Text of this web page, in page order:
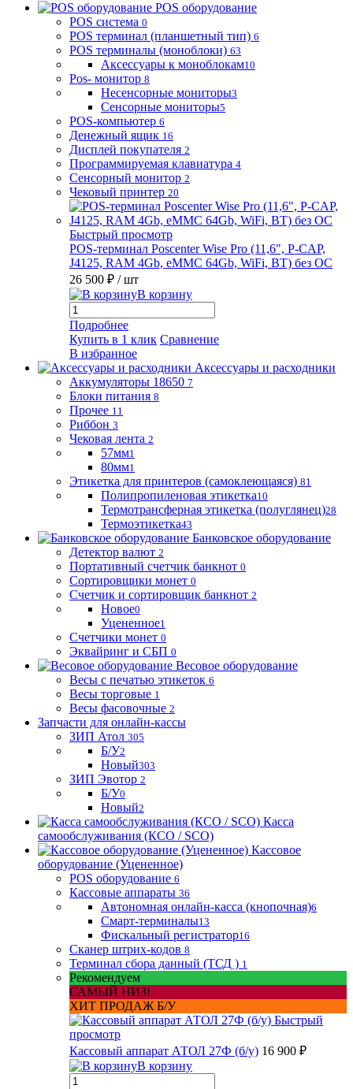
POS оборудование
POS система 0
POS терминал (планшетный тип) 6
POS терминалы (моноблоки) 63
Аксессуары к моноблокам10
Pos- монитор 8
Несенсорные мониторы3
Сенсорные мониторы5
POS-компьютер 6
Денежный ящик 16
Дисплей покупателя 2
Программируемая клавиатура 4
Сенсорный монитор 2
Чековый принтер 20
Быстрый просмотр
POS-терминал Poscenter Wise Pro (11,6", P-CAP,
J4125, RAM 4Gb, eMMC 64Gb, WiFi, BT) без ОС
26 500 ₽ / шт
В корзину
Подробнее
Купить в 1 клик Сравнение
В избранное
Аксессуары и расходники
Аккумуляторы 18650 7
Блоки питания 8
Прочее 11
Риббон 3
Чековая лента 2
57мм1
80мм1
Этикетка для принтеров (самоклеющаяся) 81
Полипропиленовая этикетка10
Термотрансферная этикетка (полуглянец)28
Термоэтикетка43
Банковское оборудование
Детектор валют 2
Портативный счетчик банкнот 0
Сортировщики монет 0
Счетчик и сортировщик банкнот 2
Новое0
Уцененное1
Счетчики монет 0
Эквайринг и СБП 0
Весовое оборудование
Весы с печатью этикеток 6
Весы торговые 1
Весы фасовочные 2
Запчасти для онлайн-кассы
ЗИП Атол 305
Б/У2
Новый303
ЗИП Эвотор 2
Б/У0
Новый2
Касса
самообслуживания (КСО / SCO)
Кассовое
оборудование (Уцененное)
POS оборудование 6
Кассовые аппараты 36
Автономная онлайн-касса (кнопочная)6
Смарт-терминалы13
Фискальный регистратор16
Сканер штрих-кодов 8
Терминал сбора данный (ТСД ) 1
Рекомендуем
САМЫЙ НИЗ!
ХИТ ПРОДАЖ Б/У
Быстрый
просмотр
Кассовый аппарат АТОЛ 27Ф (б/у) 16 900 ₽
В корзину